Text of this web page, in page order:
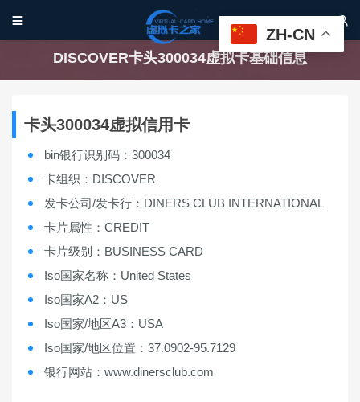
 
DISCOVER卡头300034虚拟卡基础信息
卡头300034虚拟信用卡
bin银行识别码：300034
卡组织：DISCOVER
发卡公司/发卡行：DINERS CLUB INTERNATIONAL
卡片属性：CREDIT
卡片级别：BUSINESS CARD
Iso国家名称：United States
Iso国家A2：US
Iso国家/地区A3：USA
Iso国家/地区位置：37.0902-95.7129
银行网站：www.dinersclub.com
ZH-CN